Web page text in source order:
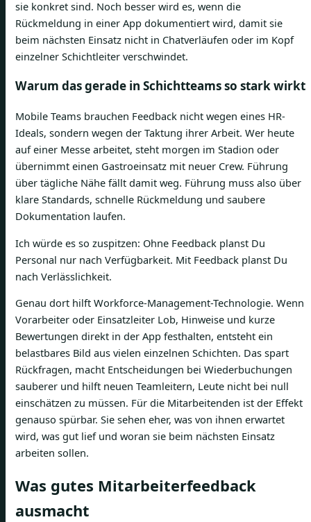
sie konkret sind. Noch besser wird es, wenn die
Rückmeldung in einer App dokumentiert wird, damit sie
beim nächsten Einsatz nicht in Chatverläufen oder im Kopf
einzelner Schichtleiter verschwindet.
Warum das gerade in Schichtteams so stark wirkt
Mobile Teams brauchen Feedback nicht wegen eines HR-
Ideals, sondern wegen der Taktung ihrer Arbeit. Wer heute
auf einer Messe arbeitet, steht morgen im Stadion oder
übernimmt einen Gastroeinsatz mit neuer Crew. Führung
über tägliche Nähe fällt damit weg. Führung muss also über
klare Standards, schnelle Rückmeldung und saubere
Dokumentation laufen.
Ich würde es so zuspitzen: Ohne Feedback planst Du
Personal nur nach Verfügbarkeit. Mit Feedback planst Du
nach Verlässlichkeit.
Genau dort hilft Workforce-Management-Technologie. Wenn
Vorarbeiter oder Einsatzleiter Lob, Hinweise und kurze
Bewertungen direkt in der App festhalten, entsteht ein
belastbares Bild aus vielen einzelnen Schichten. Das spart
Rückfragen, macht Entscheidungen bei Wiederbuchungen
sauberer und hilft neuen Teamleitern, Leute nicht bei null
einschätzen zu müssen. Für die Mitarbeitenden ist der Effekt
genauso spürbar. Sie sehen eher, was von ihnen erwartet
wird, was gut lief und woran sie beim nächsten Einsatz
arbeiten sollen.
Was gutes Mitarbeiterfeedback
ausmacht